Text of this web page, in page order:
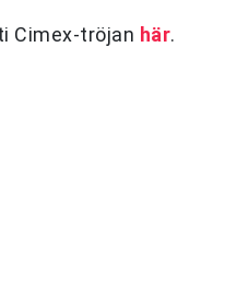
Cimex-tröjan här.